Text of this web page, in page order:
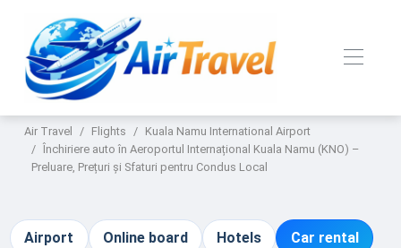
Air Travel Flights
Kuala Namu International Airport
Închiriere auto în Aeroportul Internațional Kuala Namu (KNO) –
Preluare, Prețuri și Sfaturi pentru Condus Local
Airport Online board Hotels Car rental